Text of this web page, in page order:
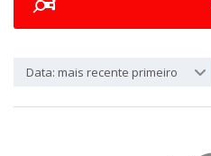
Data: mais recente primeiro